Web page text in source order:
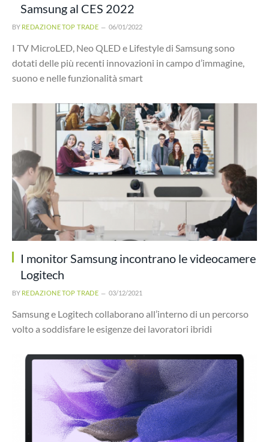
Samsung al CES 2022
BY REDAZIONE TOP TRADE 06/01/2022
I TV MicroLED, Neo QLED e Lifestyle di Samsung sono
dotati delle più recenti innovazioni in campo d’immagine,
suono e nelle funzionalità smart
I monitor Samsung incontrano le videocamere
Logitech
BY REDAZIONE TOP TRADE 03/12/2021
Samsung e Logitech collaborano all’interno di un percorso
volto a soddisfare le esigenze dei lavoratori ibridi